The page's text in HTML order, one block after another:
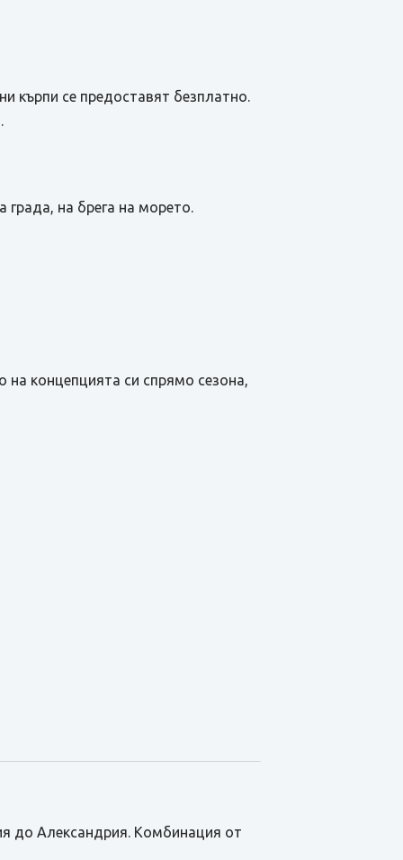
кърпи се предоставят безплатно.
на брега на морето.
концепцията си спрямо сезона,
до Александрия. Комбинация от